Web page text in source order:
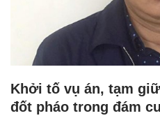
Khởi tố vụ án, tạm
đốt pháo trong đám